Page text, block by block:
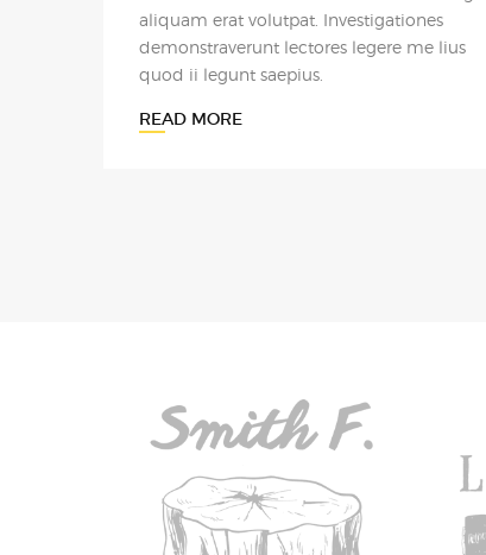
demonstraverunt lectores legere me lius
quod ii legunt saepius.
READ MORE